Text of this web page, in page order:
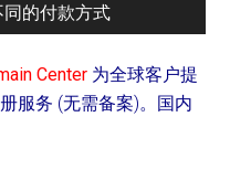
的付款方式
Center 为全球客户提
服务 (无需备案)。国内